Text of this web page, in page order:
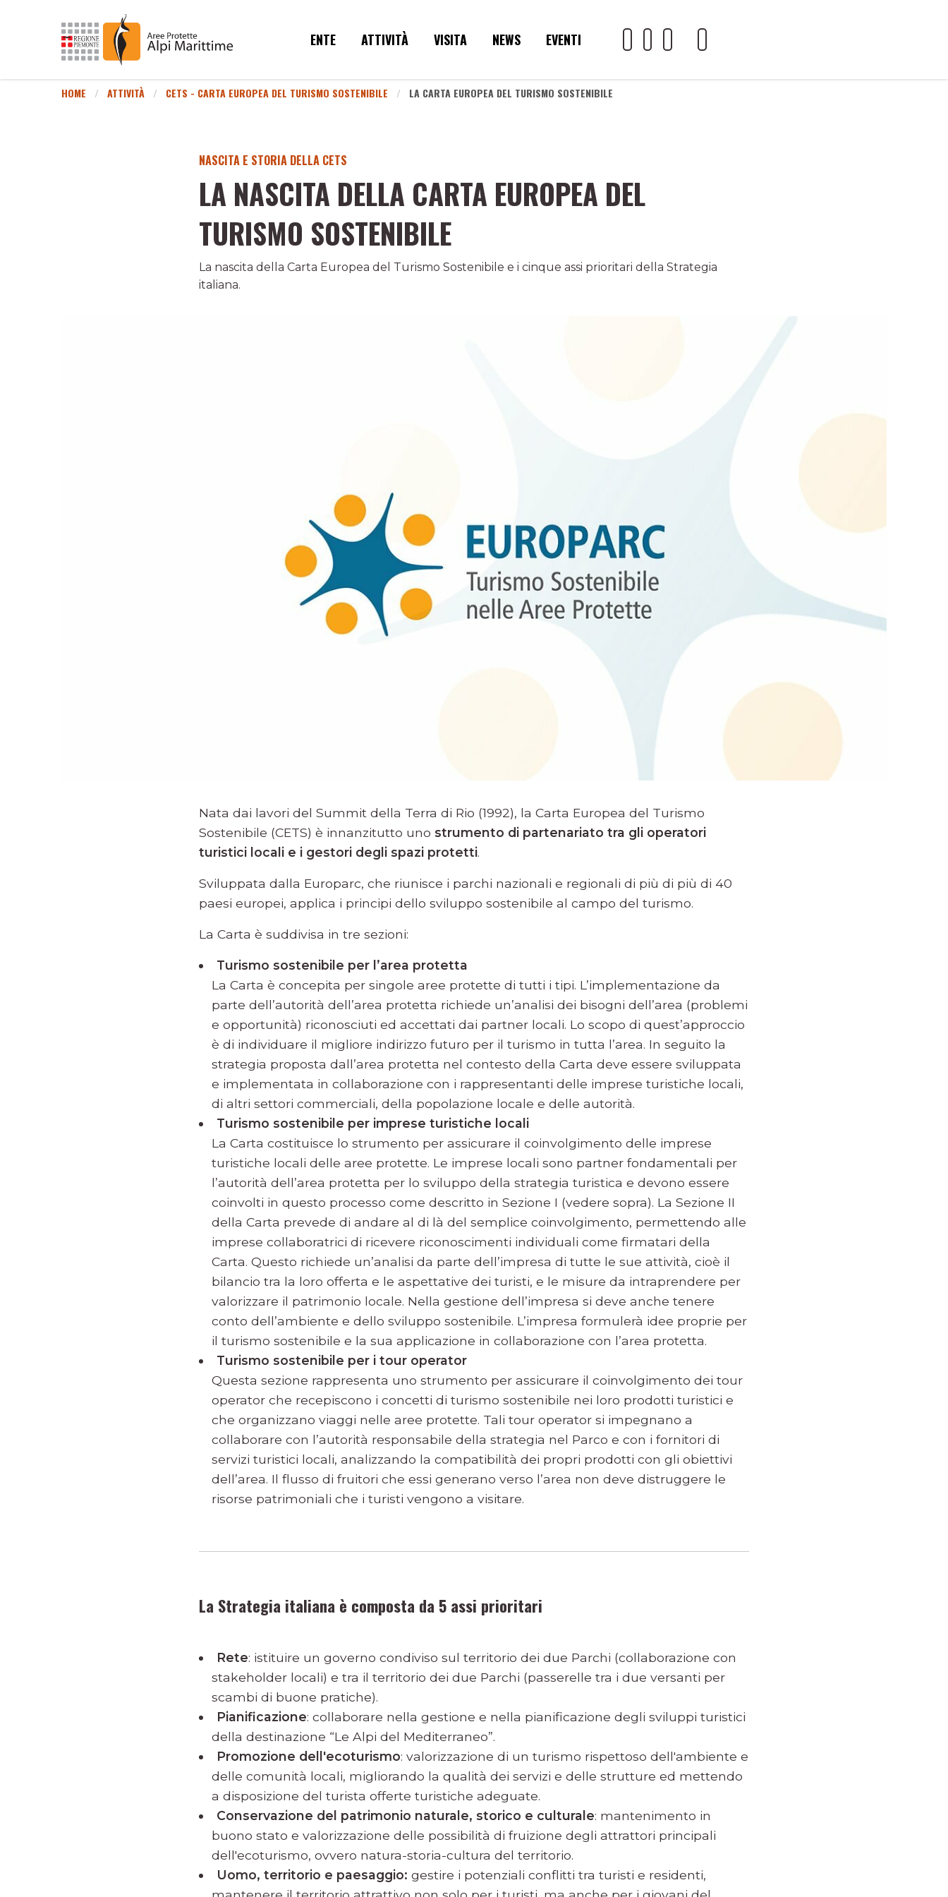
ENTE ATTIVITÀ VISITA NEWS EVENTI
HOME ATTIVITÀ CETS - CARTA EUROPEA DEL TURISMO SOSTENIBILE LA CARTA EUROPEA DEL TURISMO SOSTENIBILE
NASCITA E STORIA DELLA CETS
LA NASCITA DELLA CARTA EUROPEA DEL
TURISMO SOSTENIBILE
La nascita della Carta Europea del Turismo Sostenibile e i cinque assi prioritari della Strategia
italiana.
Nata dai lavori del Summit della Terra di Rio (1992), la Carta Europea del Turismo
Sostenibile (CETS) è innanzitutto uno strumento di partenariato tra gli operatori
turistici locali e i gestori degli spazi protetti.
Sviluppata dalla Europarc, che riunisce i parchi nazionali e regionali di più di più di 40
paesi europei, applica i principi dello sviluppo sostenibile al campo del turismo.
La Carta è suddivisa in tre sezioni:
Turismo sostenibile per l’area protetta
La Carta è concepita per singole aree protette di tutti i tipi. L’implementazione da
parte dell’autorità dell’area protetta richiede un’analisi dei bisogni dell’area (problemi
e opportunità) riconosciuti ed accettati dai partner locali. Lo scopo di quest’approccio
è di individuare il migliore indirizzo futuro per il turismo in tutta l’area. In seguito la
strategia proposta dall’area protetta nel contesto della Carta deve essere sviluppata
e implementata in collaborazione con i rappresentanti delle imprese turistiche locali,
di altri settori commerciali, della popolazione locale e delle autorità.
Turismo sostenibile per imprese turistiche locali
La Carta costituisce lo strumento per assicurare il coinvolgimento delle imprese
turistiche locali delle aree protette. Le imprese locali sono partner fondamentali per
l’autorità dell’area protetta per lo sviluppo della strategia turistica e devono essere
coinvolti in questo processo come descritto in Sezione I (vedere sopra). La Sezione II
della Carta prevede di andare al di là del semplice coinvolgimento, permettendo alle
imprese collaboratrici di ricevere riconoscimenti individuali come firmatari della
Carta. Questo richiede un’analisi da parte dell’impresa di tutte le sue attività, cioè il
bilancio tra la loro offerta e le aspettative dei turisti, e le misure da intraprendere per
valorizzare il patrimonio locale. Nella gestione dell’impresa si deve anche tenere
conto dell’ambiente e dello sviluppo sostenibile. L’impresa formulerà idee proprie per
il turismo sostenibile e la sua applicazione in collaborazione con l’area protetta.
Turismo sostenibile per i tour operator
Questa sezione rappresenta uno strumento per assicurare il coinvolgimento dei tour
operator che recepiscono i concetti di turismo sostenibile nei loro prodotti turistici e
che organizzano viaggi nelle aree protette. Tali tour operator si impegnano a
collaborare con l’autorità responsabile della strategia nel Parco e con i fornitori di
servizi turistici locali, analizzando la compatibilità dei propri prodotti con gli obiettivi
dell’area. Il flusso di fruitori che essi generano verso l’area non deve distruggere le
risorse patrimoniali che i turisti vengono a visitare.
La Strategia italiana è composta da 5 assi prioritari
Rete: istituire un governo condiviso sul territorio dei due Parchi (collaborazione con
stakeholder locali) e tra il territorio dei due Parchi (passerelle tra i due versanti per
scambi di buone pratiche).
Pianificazione: collaborare nella gestione e nella pianificazione degli sviluppi turistici
della destinazione “Le Alpi del Mediterraneo”.
Promozione dell'ecoturismo: valorizzazione di un turismo rispettoso dell'ambiente e
delle comunità locali, migliorando la qualità dei servizi e delle strutture ed mettendo
a disposizione del turista offerte turistiche adeguate.
Conservazione del patrimonio naturale, storico e culturale: mantenimento in
buono stato e valorizzazione delle possibilità di fruizione degli attrattori principali
dell'ecoturismo, ovvero natura-storia-cultura del territorio.
Uomo, territorio e paesaggio: gestire i potenziali conflitti tra turisti e residenti,